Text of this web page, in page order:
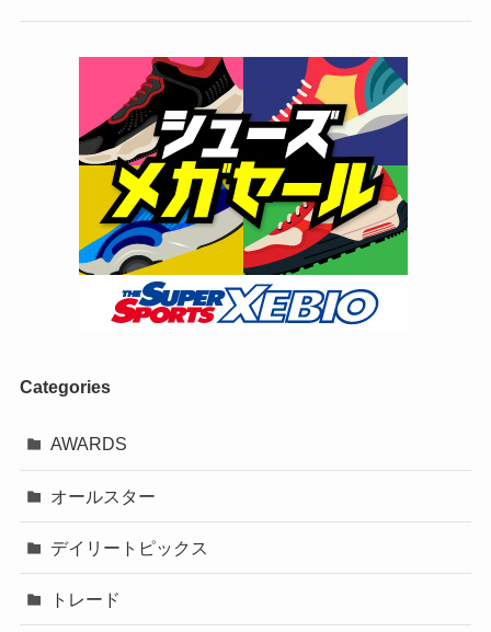
Categories
AWARDS
オールスター
デイリートピックス
トレード